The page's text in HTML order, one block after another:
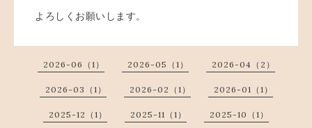
よろしくお願いします。
2026-06（1） 2026-05（1） 2026-04（2）
2026-03（1） 2026-02（1） 2026-01（1）
2025-12（1） 2025-11（1） 2025-10（1）